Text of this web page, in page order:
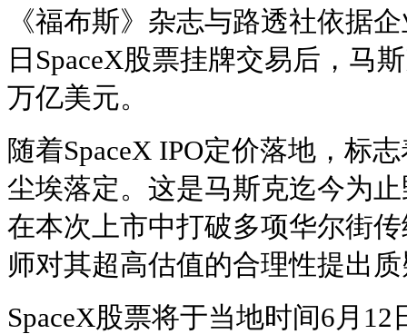
《福布斯》杂志与路透社依据
日SpaceX股票挂牌交易后，马
万亿美元。
随着SpaceX IPO定价落地，标
尘埃落定。这是马斯克迄今为
在本次上市中打破多项华尔街
师对其超高估值的合理性提出
SpaceX股票将于当地时间6月